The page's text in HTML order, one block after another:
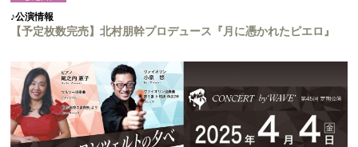
♪公演情報
【予定枚数完売】北村朋幹プロデュース『月に憑かれたピエロ』